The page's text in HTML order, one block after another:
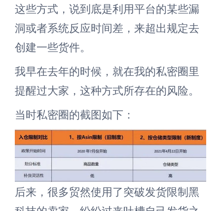
这些方式，说到底是利用平台的某些漏
洞或者系统反应时间差，来超出规定去
创建一些货件。
我早在去年的时候，就在我的私密圈里
提醒过大家，这种方式所存在的风险。
当时私密圈的截图如下：
后来，很多贸然使用了突破发货限制黑